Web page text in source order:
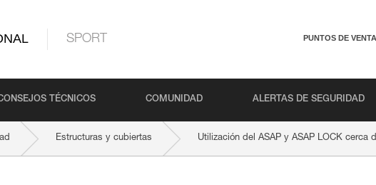
SPORT PUNTOS DE VENTA
TÉCNICOS COMUNIDAD ALERTAS DE SEGURIDAD
Estructuras y cubiertas Utilización del ASAP y ASAP LOCK cerca